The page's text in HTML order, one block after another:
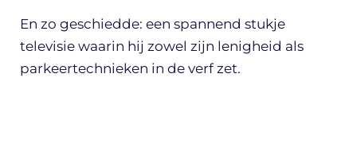
En zo geschiedde: een spannend stukje
televisie waarin hij zowel zijn lenigheid als
parkeertechnieken in de verf zet.